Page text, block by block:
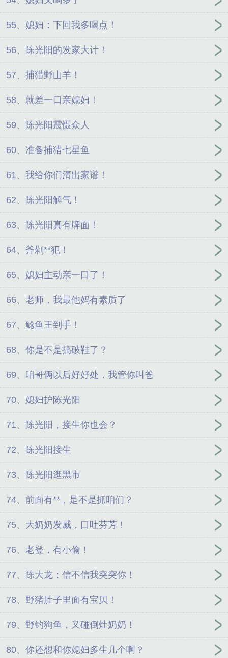
55、媳妇：下回我多喝点！
56、陈光阳的发家大计！
57、捕猎野山羊！
58、就差一口亲媳妇！
59、陈光阳震慑众人
60、准备捕猎七星鱼
61、我给你们清出家谱！
62、陈光阳解气！
63、陈光阳真有牌面！
64、斧剁**犯！
65、媳妇主动亲一口了！
66、老师，我最他妈有素质了
67、鲶鱼王到手！
68、你是不是搞破鞋了？
69、咱哥俩以后好好处，我管你叫爸
70、媳妇护陈光阳
71、陈光阳，接生你也会？
72、陈光阳接生
73、陈光阳逛黑市
74、前面有**，是不是抓咱们？
75、大奶奶发威，口吐芬芳！
76、老登，有小偷！
77、陈大龙：信不信我突突你！
78、野猪肚子里面有宝贝！
79、野钓狗鱼，又碰倒灶奶奶！
80、你还想和你媳妇多生几个啊？